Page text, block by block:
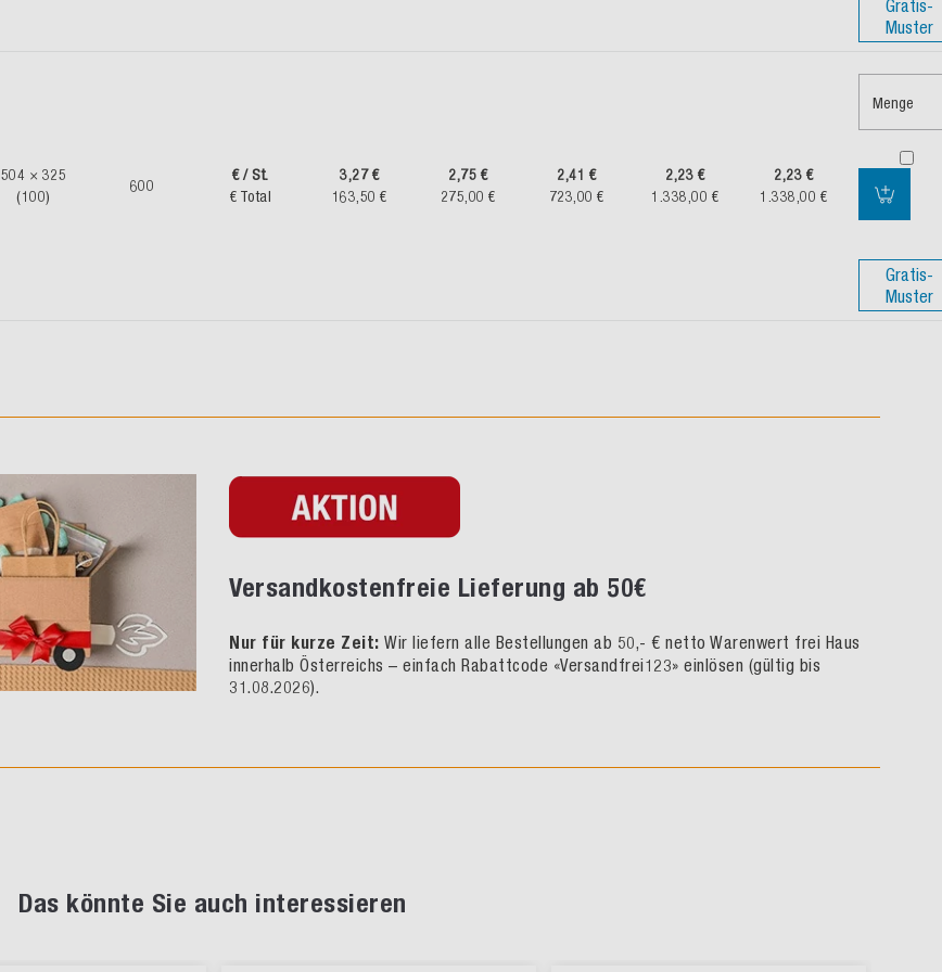
Gratis-
Muster
504 × 325
(100)
600
€ / St.
€ Total
3,27 €
163,50 €
2,75 €
275,00 €
2,41 €
723,00 €
2,23 €
1.338,00 €
2,23 €
1.338,00 €
Menge
Gratis-
Muster
Versandkostenfreie Lieferung ab 50€
Nur für kurze Zeit: Wir liefern alle Bestellungen ab 50,- € netto Warenwert frei Haus
innerhalb Österreichs – einfach Rabattcode «Versandfrei123» einlösen (gültig bis
31.08.2026).
Das könnte Sie auch interessieren